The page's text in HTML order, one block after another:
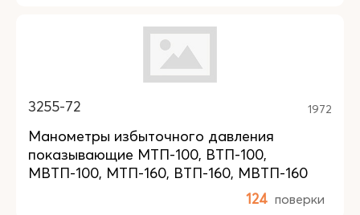
3255-72 1972
Манометры избыточного давления
показывающие МТП-100, ВТП-100,
МВТП-100, МТП-160, ВТП-160, МВТП-160
124 поверки